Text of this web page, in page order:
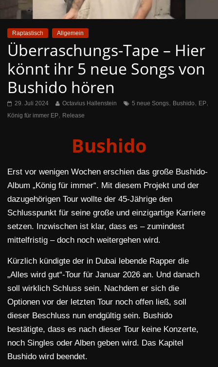
Raptastisch Allgemein
Überraschungs-Tape – Hier
könnt ihr 5 neue Songs von
Bushido hören
29. Juli 2024 Octavius Hallenstein 5 neue Songs, Bushido, EP,
König für immer EP, Release
Bushido
Erst vor wenigen Wochen erschien das große Bushido-
Album „König für immer“. Mit diesem Projekt und der
dazugehörigen Tour wollte der 45-Jährige den
Schlusspunkt für seine große und einzigartige Karriere
setzen. Inzwischen ist klar, dass es – zumindest
mittelfristig – doch noch weitergehen wird.
Kürzlich kündigte der in Dubai lebende Rapper die
„Alles wird gut“-Tour für Januar 2026 an. Und danach
soll wirklich Schluss sein. Nachdem er sich die
Optionen vor der letzten Tour noch offen ließ, soll
dieser Beschluss nun endgültig sein. Bushido
bestätigte, dass es nach dieser Tour keine Konzerte,
noch Singles oder Alben geben wird. Das Kapitel
Bushido wird beendet.